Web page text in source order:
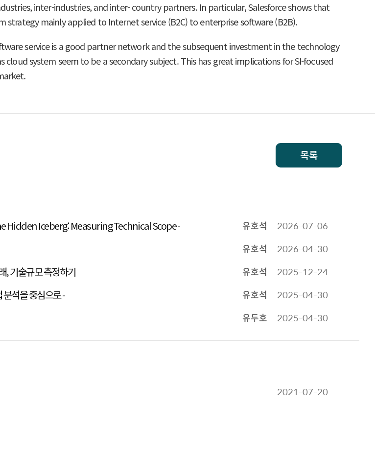
inter-industries, and inter- country partners. In particular, Salesforce shows that
mainly applied to Internet service (B2C) to enterprise software (B2B).
service is a good partner network and the subsequent investment in the technology
system seem to be a secondary subject. This has great implications for SI-focused
목록
Hidden Iceberg: Measuring Technical Scope - 유호석 2026-07-06
유호석 2026-04-30
, 기술규모 측정하기 유호석 2025-12-24
석을 중심으로 - 유호석 2025-04-30
유두호 2025-04-30
2021-07-20